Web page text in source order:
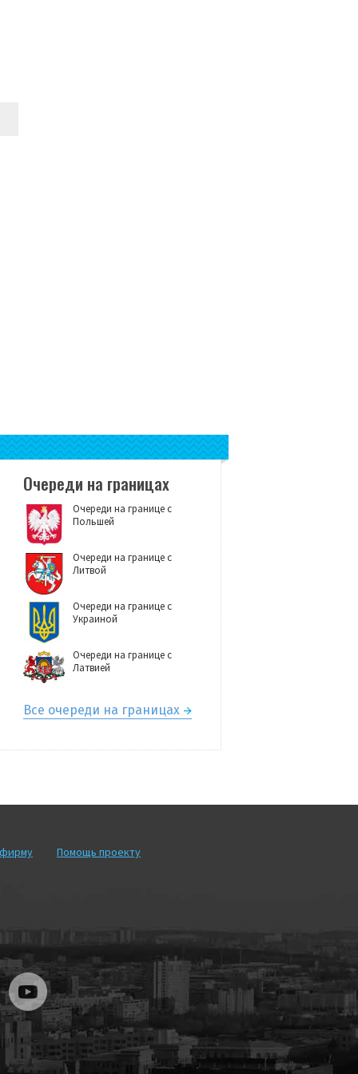
Очереди на границах
Очереди на границе с
Польшей
Очереди на границе с
Литвой
Очереди на границе с
Украиной
Очереди на границе с
Латвией
Все очереди на границах
Помощь проекту